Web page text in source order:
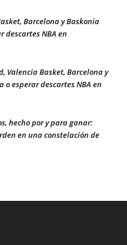
Barcelona y Baskonia
descartes NBA en
Valencia Basket, Barcelona y
esperar descartes NBA en
hecho por y para ganar:
en una constelación de